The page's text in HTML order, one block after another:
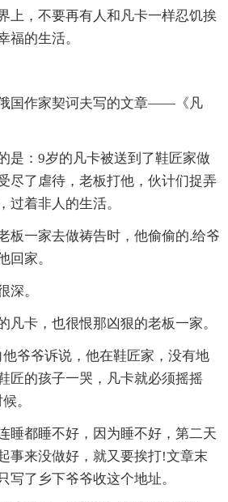
上，不要再有人和凡卡一样忍饥挨
福的生活。
国作家契诃夫写的文章——《凡
是：9岁的凡卡被送到了鞋匠家做
尽了虐待，老板打他，伙计们捉弄
过着非人的生活。
板一家去做祷告时，他偷偷的.给爷
回家。
深。
凡卡，也很恨那凶狠的老板一家。
爷爷诉说，他在鞋匠家，没有地
匠的孩子一哭，凡卡就必须摇摇
。
睡都睡不好，因为睡不好，第二天
事来没做好，就又要挨打!文章末
写了乡下爷爷收这个地址。